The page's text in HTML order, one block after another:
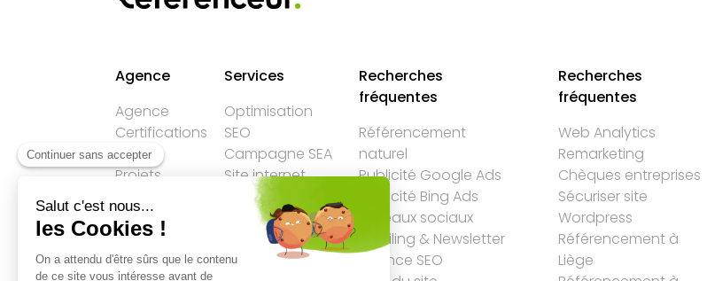
Agence
Agence
Certifications
Nos
Projets
Services
Faq
Services
Optimisation
SEO
Campagne SEA
Site internet
Réseaux
sociaux
Référencement
LLM
Recherches
fréquentes
Référencement
naturel
Publicité Google Ads
Publicité Bing Ads
Réseaux sociaux
Emailing & Newsletter
Agence SEO
Recherches
fréquentes
Web Analytics
Remarketing
Chèques entreprises
Sécuriser site
Wordpress
Référencement à
Liège